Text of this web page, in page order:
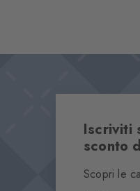
Iscriviti
sconto
Scopri le